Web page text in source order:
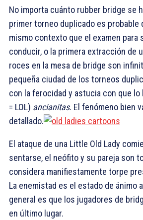
No importa cuánto rubber bridge se
primer torneo duplicado es probable
mismo contexto que el examen para
conducir, o la primera extracción de
roces en la mesa de bridge son
pequeña ciudad de los torneos
con la ferocidad y astucia con que
= LOL) ancianitas. El fenómeno bien
detallado.
El ataque de una Little Old Lady
sentarse, el neófito y su pareja son
considera manifiestamente torpe
La enemistad es el estado de ánimo
general es que los jugadores de
en último lugar.